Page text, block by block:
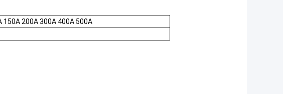
150A 200A 300A 400A 500A